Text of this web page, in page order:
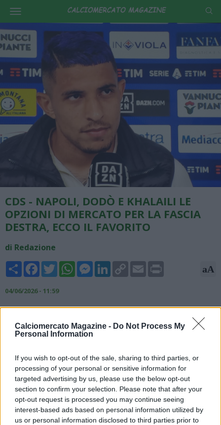
Calciomercato Magazine - Do Not Process My
Personal Information
If you wish to opt-out of the sale, sharing to third parties, or
processing of your personal or sensitive information for
targeted advertising by us, please use the below opt-out
section to confirm your selection. Please note that after your
opt-out request is processed you may continue seeing
interest-based ads based on personal information utilized by
us or personal information disclosed to third parties prior to
CDS - NAPOLI, DODÒ E KHALAILI LE
OPZIONI DI MERCATO PER LA FASCIA
DESTRA, ECCO IL FAVORITO
di Redazione
Share FacebookTwitterWhatsAppMessengerLinkedInCopy
Link
Email aA
04/06/2026 - 11:59
Il Corriere dello Sport fa i nomi di Anan Khalaili e Dodò come
principali opzioni per la fascia destra in casa Napoli.
L'israeliano, reduce dal double con l’Union Saint-Gilloise, è
qualità atletiche e offensive, ma la sua valutazione è elevata:
22,5 milioni di euro. Domilson Cordeiro dos Santos, conosciuto
come Dodò, offre maggiore esperienza e conosce già il calcio
italiano e potrebbe essere acquistato investendo una
quindicina di milioni. Il suo contratto scadrà nel 2027 e non c’è
aria di rinnovo, è inoltre assistito dalla stessa agenzia di David
Neres. Sul giocatore è forte l’interesse della Roma.